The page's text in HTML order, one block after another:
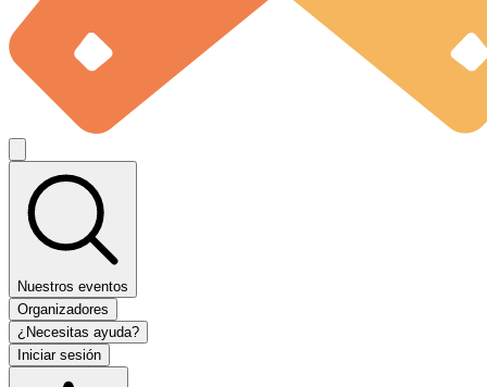
Nuestros eventos
Organizadores
¿Necesitas ayuda?
Iniciar sesión